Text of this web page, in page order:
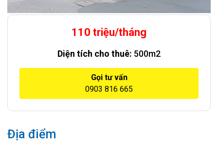
110 triệu/tháng
Diện tích cho thuê: 500m2
Gọi tư vấn
0903 816 665
Địa điểm